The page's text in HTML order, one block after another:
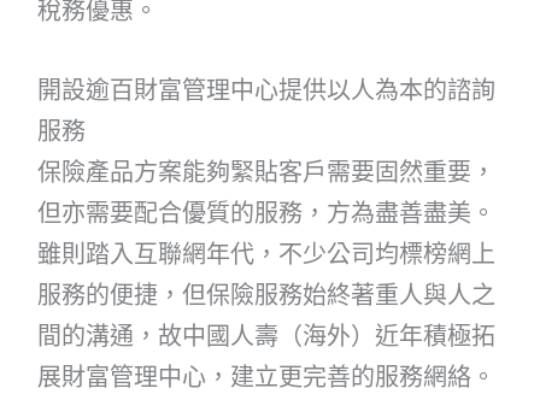
稅務優惠。
開設逾百財富管理中心提供以人為本的諮詢
服務
保險產品方案能夠緊貼客戶需要固然重要，
但亦需要配合優質的服務，方為盡善盡美。
雖則踏入互聯網年代，不少公司均標榜網上
服務的便捷，但保險服務始終著重人與人之
間的溝通，故中國人壽（海外）近年積極拓
展財富管理中心，建立更完善的服務網絡。